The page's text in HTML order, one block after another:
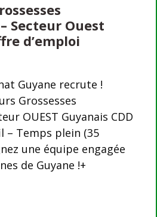
Secteur Ouest
d’emploi
Guyane recrute !
Grossesses
OUEST Guyanais CDD
– Temps plein (35
une équipe engagée
de Guyane !+